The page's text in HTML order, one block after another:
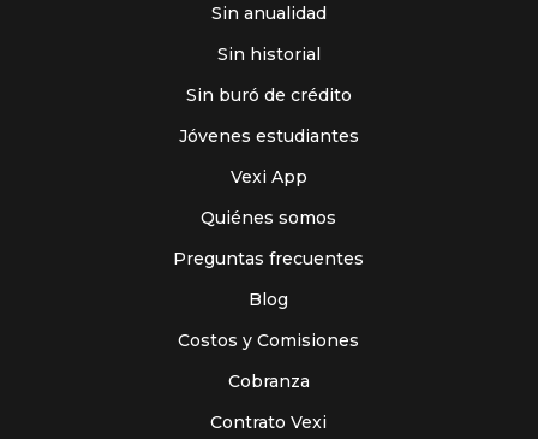
Sin anualidad
Sin historial
Sin buró de crédito
Jóvenes estudiantes
Vexi App
Quiénes somos
Preguntas frecuentes
Blog
Costos y Comisiones
Cobranza
Contrato Vexi